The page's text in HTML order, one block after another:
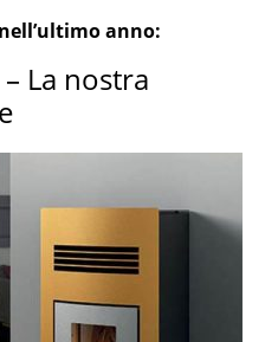
anno:
– La nostra